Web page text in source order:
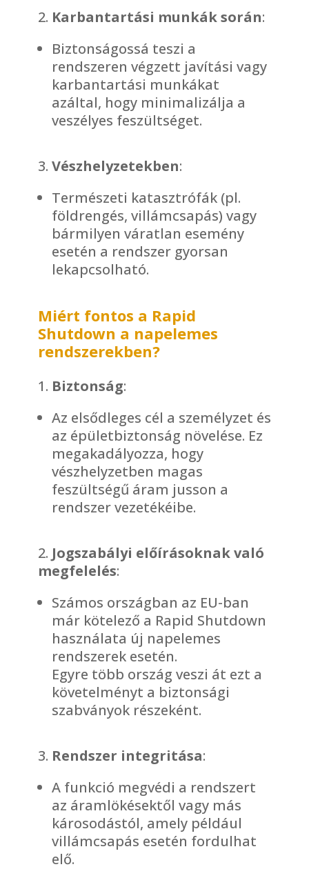
Karbantartási munkák során:
Biztonságossá teszi a
rendszeren végzett javítási vagy
karbantartási munkákat
azáltal, hogy minimalizálja a
veszélyes feszültséget.
Vészhelyzetekben:
Természeti katasztrófák (pl.
földrengés, villámcsapás) vagy
bármilyen váratlan esemény
esetén a rendszer gyorsan
lekapcsolható.
Miért fontos a Rapid
Shutdown a napelemes
rendszerekben?
Biztonság:
Az elsődleges cél a személyzet és
az épületbiztonság növelése. Ez
megakadályozza, hogy
vészhelyzetben magas
feszültségű áram jusson a
rendszer vezetékéibe.
Jogszabályi előírásoknak való
megfelelés:
Számos országban az EU-ban
már kötelező a Rapid Shutdown
használata új napelemes
rendszerek esetén.
Egyre több ország veszi át ezt a
követelményt a biztonsági
szabványok részeként.
Rendszer integritása:
A funkció megvédi a rendszert
az áramlökésektől vagy más
károsodástól, amely például
villámcsapás esetén fordulhat
elő.